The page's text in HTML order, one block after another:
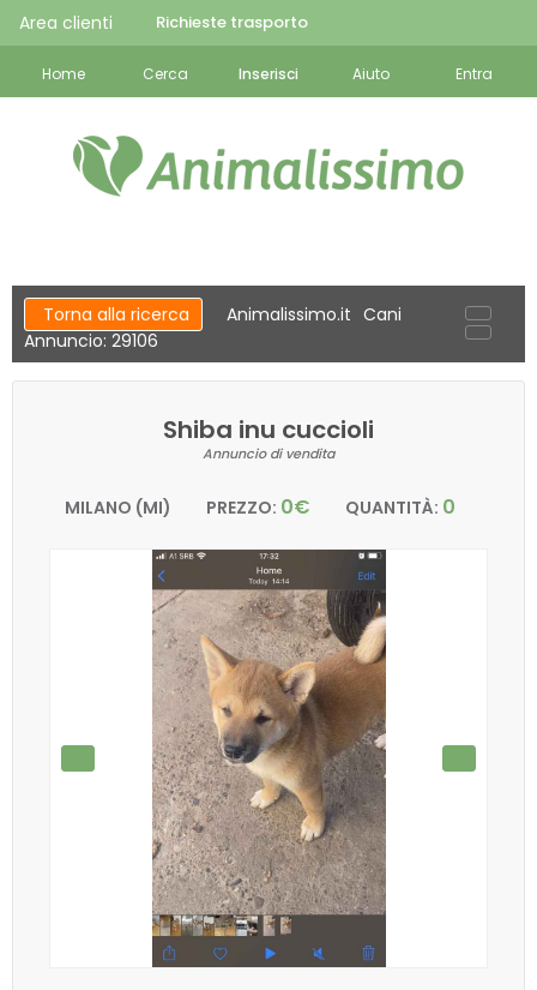
Area clienti Richieste trasporto
Home Cerca Inserisci Aiuto Entra
Torna alla ricerca Animalissimo.it Cani
Annuncio: 29106
Shiba inu cuccioli
Annuncio di vendita
MILANO (MI) PREZZO: 0€ QUANTITÀ: 0